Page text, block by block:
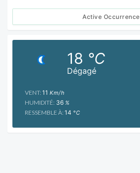
Active Occurrence
Dégagé
18 °C
VENT: 11 Km/h
HUMIDITÉ: 36 %
RESSEMBLE À: 14 °C